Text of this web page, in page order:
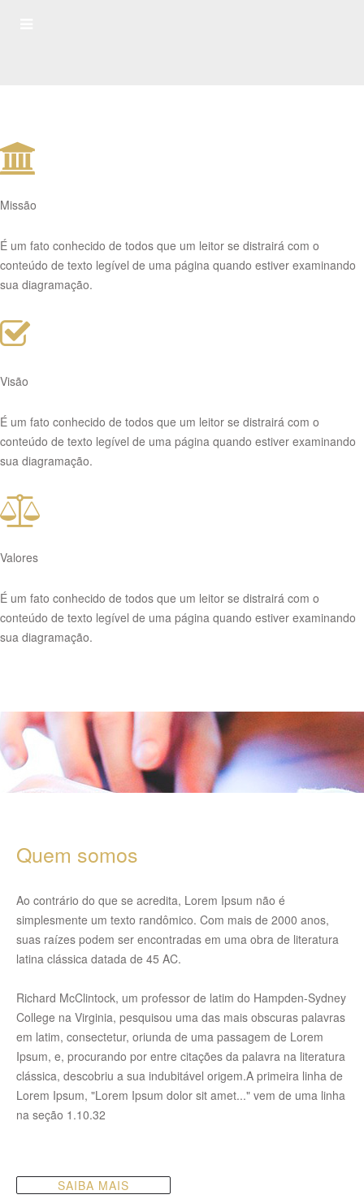
Missão
É um fato conhecido de todos que um leitor se distrairá com o
conteúdo de texto legível de uma página quando estiver examinando
sua diagramação.
Visão
É um fato conhecido de todos que um leitor se distrairá com o
conteúdo de texto legível de uma página quando estiver examinando
sua diagramação.
Valores
É um fato conhecido de todos que um leitor se distrairá com o
conteúdo de texto legível de uma página quando estiver examinando
sua diagramação.
Quem somos
Ao contrário do que se acredita, Lorem Ipsum não é
simplesmente um texto randômico. Com mais de 2000 anos,
suas raízes podem ser encontradas em uma obra de literatura
latina clássica datada de 45 AC.
Richard McClintock, um professor de latim do Hampden-Sydney
College na Virginia, pesquisou uma das mais obscuras palavras
em latim, consectetur, oriunda de uma passagem de Lorem
Ipsum, e, procurando por entre citações da palavra na literatura
clássica, descobriu a sua indubitável origem.A primeira linha de
Lorem Ipsum, "Lorem Ipsum dolor sit amet..." vem de uma linha
na seção 1.10.32
SAIBA MAIS